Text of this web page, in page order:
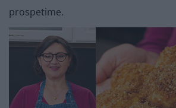
prospetime.